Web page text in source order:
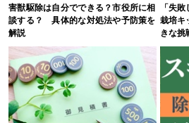
害獣駆除は自分でできる？市役所に相
談する？ 具体的な対処法や予防策を
解説
「失
栽培キ
きな挑